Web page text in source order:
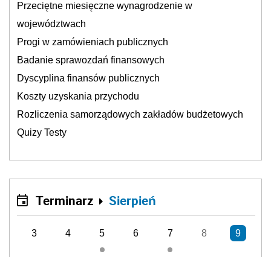
Przeciętne miesięczne wynagrodzenie w
województwach
Progi w zamówieniach publicznych
Badanie sprawozdań finansowych
Dyscyplina finansów publicznych
Koszty uzyskania przychodu
Rozliczenia samorządowych zakładów budżetowych
Quizy Testy
Terminarz Sierpień
3 4 5 6 7 8 9